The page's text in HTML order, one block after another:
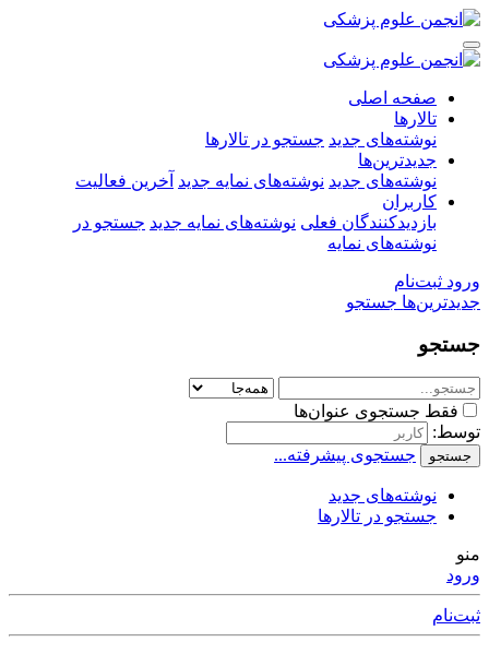
صفحه اصلی
تالارها
نوشته‌های جدید جستجو در تالارها
جدیدترین‌ها
نوشته‌های جدید نوشته‌های نمایه جدید آخرین فعالیت
کاربران
بازدیدکنندگان فعلی نوشته‌های نمایه جدید جستجو در
نوشته‌های نمایه
ورود ثبت‌نام
جدیدترین‌ها جستجو
جستجو
فقط جستجوی عنوان‌ها
توسط:
جستجو جستجوی پیشرفته...
نوشته‌های جدید
جستجو در تالارها
منو
ورود
ثبت‌نام